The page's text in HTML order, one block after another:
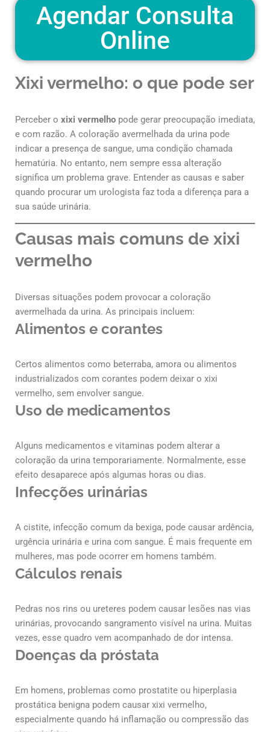
Agendar Consulta
Online
Xixi vermelho: o que pode ser
Perceber o xixi vermelho pode gerar preocupação imediata,
e com razão. A coloração avermelhada da urina pode
indicar a presença de sangue, uma condição chamada
hematúria. No entanto, nem sempre essa alteração
significa um problema grave. Entender as causas e saber
quando procurar um urologista faz toda a diferença para a
sua saúde urinária.
Causas mais comuns de xixi
vermelho
Diversas situações podem provocar a coloração
avermelhada da urina. As principais incluem:
Alimentos e corantes
Certos alimentos como beterraba, amora ou alimentos
industrializados com corantes podem deixar o xixi
vermelho, sem envolver sangue.
Uso de medicamentos
Alguns medicamentos e vitaminas podem alterar a
coloração da urina temporariamente. Normalmente, esse
efeito desaparece após algumas horas ou dias.
Infecções urinárias
A cistite, infecção comum da bexiga, pode causar ardência,
urgência urinária e urina com sangue. É mais frequente em
mulheres, mas pode ocorrer em homens também.
Cálculos renais
Pedras nos rins ou ureteres podem causar lesões nas vias
urinárias, provocando sangramento visível na urina. Muitas
vezes, esse quadro vem acompanhado de dor intensa.
Doenças da próstata
Em homens, problemas como prostatite ou hiperplasia
prostática benigna podem causar xixi vermelho,
especialmente quando há inflamação ou compressão das